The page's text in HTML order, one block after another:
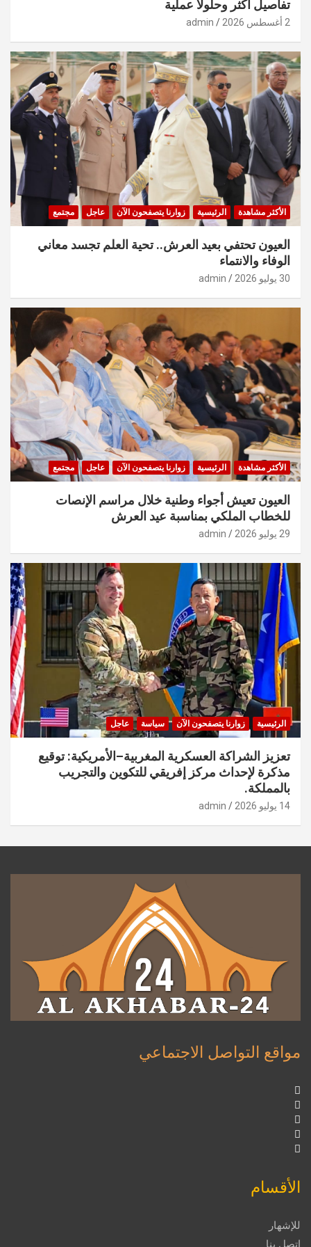
تفاصيل أكثر وحلولًا عملية
2 أغسطس 2026 admin
الأكثر مشاهدة الرئيسية زوارنا يتصفحون الآن عاجل مجتمع
العيون تحتفي بعيد العرش.. تحية العلم تجسد معاني
الوفاء والانتماء
30 يوليو 2026 admin
الأكثر مشاهدة الرئيسية زوارنا يتصفحون الآن عاجل مجتمع
العيون تعيش أجواء وطنية خلال مراسم الإنصات
للخطاب الملكي بمناسبة عيد العرش
29 يوليو 2026 admin
الرئيسية زوارنا يتصفحون الآن سياسة عاجل
تعزيز الشراكة العسكرية المغربية–الأمريكية: توقيع
مذكرة لإحداث مركز إفريقي للتكوين والتجريب
بالمملكة.
14 يوليو 2026 admin
مواقع التواصل الاجتماعي
الأقسام
للإشهار
اتصل بنا